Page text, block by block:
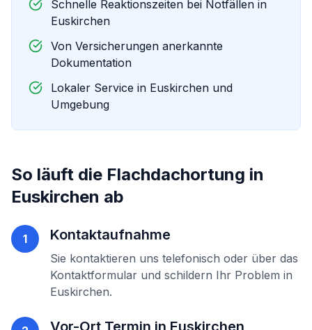
Schnelle Reaktionszeiten bei Notfällen in
Euskirchen
Von Versicherungen anerkannte
Dokumentation
Lokaler Service in Euskirchen und
Umgebung
So läuft die Flachdachortung in
Euskirchen ab
1 Kontaktaufnahme
Sie kontaktieren uns telefonisch oder über das
Kontaktformular und schildern Ihr Problem in
Euskirchen.
Vor-Ort Termin in Euskirchen